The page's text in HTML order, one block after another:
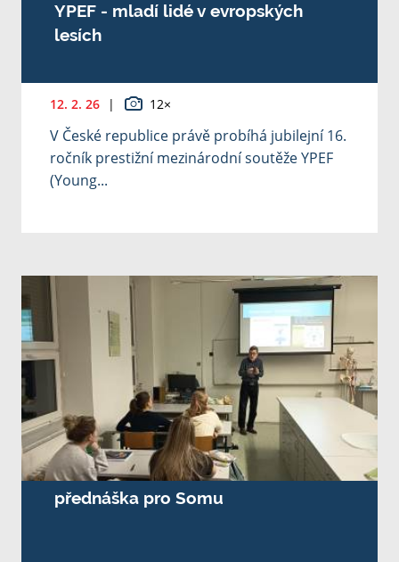
YPEF - mladí lidé v evropských
lesích
12. 2. 26 | 12×
V České republice právě probíhá jubilejní 16.
ročník prestižní mezinárodní soutěže YPEF
(Young...
přednáška pro Somu